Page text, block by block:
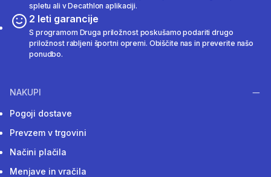
spletu ali v Decathlon aplikaciji.
2 leti garancije
S programom Druga priložnost poskušamo podariti drugo
priložnost rabljeni športni opremi. Obiščite nas in preverite našo
ponudbo.
NAKUPI
Pogoji dostave
Prevzem v trgovini
Načini plačila
Menjave in vračila